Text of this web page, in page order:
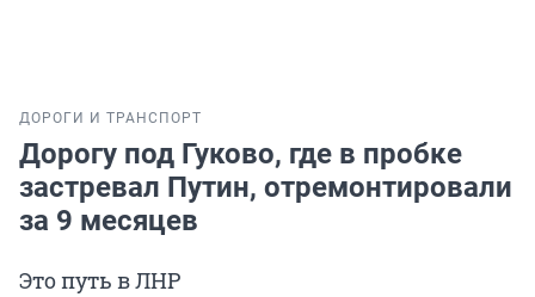
ДОРОГИ И ТРАНСПОРТ
Дорогу под Гуково, где в пробке
застревал Путин, отремонтировали
за 9 месяцев
Это путь в ЛНР